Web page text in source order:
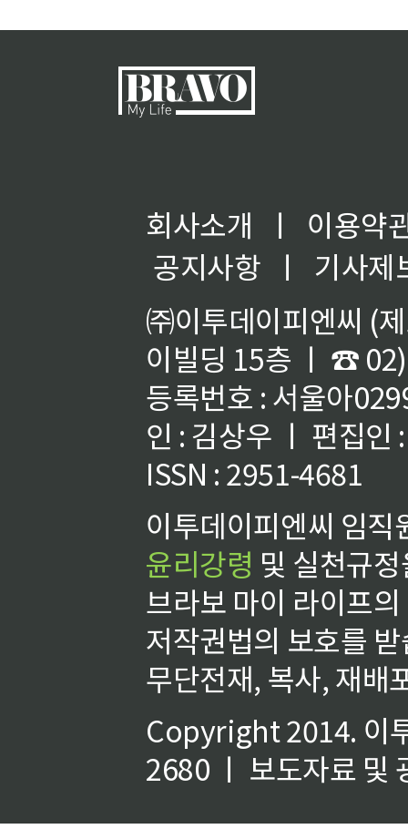
회사소개 ㅣ
이용약
공지사항
ㅣ
기사제
㈜이투데이피엔씨 (
이빌딩 15층 ㅣ ☎
등록번호 : 서울아
인 : 김상우 ㅣ 편집인
ISSN : 2951-4681
이투데이피엔씨 임
윤리강령 및 실천규
브라보 마이 라이프
저작권법의 보호를
무단전재, 복사, 재배
Copyright 2014. 이
2680 ㅣ 보도자료